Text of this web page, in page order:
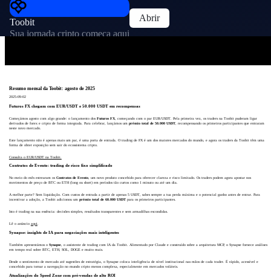
Toobit
Sua jornada cripto começa aqui
Abrir
Resumo mensal da Toobit: agosto de 2025
2025-09-02
Futuros FX chegam com EUR/USDT e 50.000 USDT em recompensas
Começámos agosto com algo grande: o lançamento dos Futuros FX, começando com o par EUR/USDT. Pela primeira vez, os traders na Toobit puderam ligar
derivados de forex e cripto de forma integrada. Para celebrar, lançámos um prémio total de 50.000 USDT, recompensando os primeiros participantes que entraram
neste novo mercado.
Este lançamento não é apenas mais um par, é uma porta de entrada. O trading de FX é um dos maiores mercados do mundo, e agora os traders da Toobit têm uma
forma de obter exposição sem sair do ecossistema cripto.
Consulta o EUR/USDT na Toobit.
Contratos de Evento: trading de risco fixo simplificado
No meio do mês estrearam os Contratos de Evento, um novo produto concebido para oferecer clareza e risco limitado. Os traders podem agora apostar nos
movimentos de preço de BTC ou ETH (long ou short) em períodos tão curtos como 1 minuto ou até um dia.
A melhor parte? Sem liquidação. Com custos de entrada a partir de apenas 5 USDT, sabes sempre a tua perda máxima e o potencial ganho antes de entrar. Para
incentivar a adoção, a Toobit adicionou um prémio total de 60.000 USDTpara os primeiros participantes.
Isto é trading na sua essência: decisões simples, resultados transparentes e sem armadilhas escondidas.
Lê o anúncio aqui
Synapse: insights de IA para negociações mais inteligentes
Também apresentámos o Synapse, o assistente de trading com IA da Toobit. Alimentado por Claude e construído sobre a arquitetura MCP, o Synapse fornece análises
em tempo real sobre BTC, ETH, SOL, DOGE e muito mais.
Desde o sentimento de mercado até sugestões de estratégia, o Synapse coloca inteligência de nível institucional nas mãos de cada trader. É rápido, acessível e
concebido para tornar a navegação no mundo cripto menos complexa, especialmente em mercados voláteis.
Atualizações do Speed Zone com pré-vendas de alto ROI